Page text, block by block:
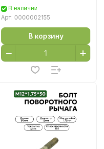
хим.фос.прм
В наличии
Арт. 0000002155
В корзину